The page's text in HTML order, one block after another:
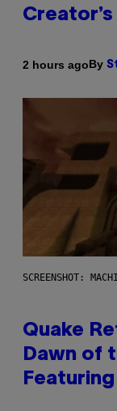
2 hours agoBy
SCREENSHOT:
Quake
Dawn of